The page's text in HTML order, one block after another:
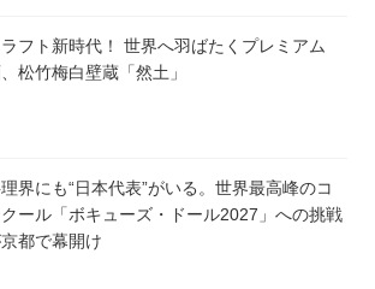
フト新時代！ 世界へ羽ばたくプレミアム
松竹梅白壁蔵「然土」
界にも“日本代表”がいる。世界最高峰のコ
クール「ボキューズ・ドール2027」への挑戦
都で幕開け